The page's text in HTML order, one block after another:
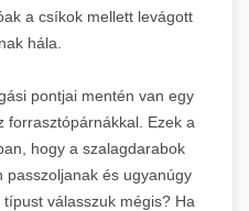
a csíkok mellett levágott
hála.
pontjai mentén van egy
forrasztópárnákkal. Ezek a
hogy a szalagdarabok
passzoljanak és ugyanúgy
válasszuk mégis? Ha